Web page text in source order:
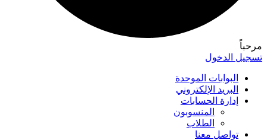
مرحباً
تسجيل الدخول
البوابات الموحدة
البريد الإلكتروني
إدارة الحسابات
المنسوبون
الطلاب
تواصل معنا